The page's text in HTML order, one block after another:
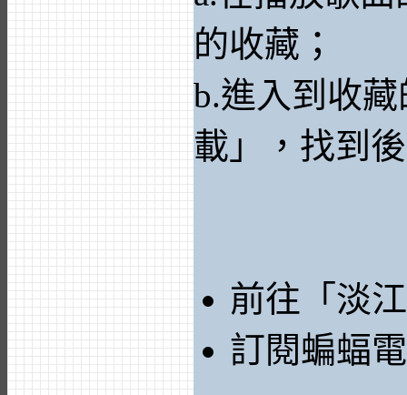
的收藏；
b.進入到收
載」，找到
前往「淡
訂閱蝙蝠